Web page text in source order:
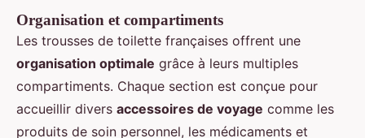
Organisation et compartiments
Les trousses de toilette françaises offrent une
organisation optimale grâce à leurs multiples
compartiments. Chaque section est conçue pour
accueillir divers accessoires de voyage comme les
produits de soin personnel, les médicaments et